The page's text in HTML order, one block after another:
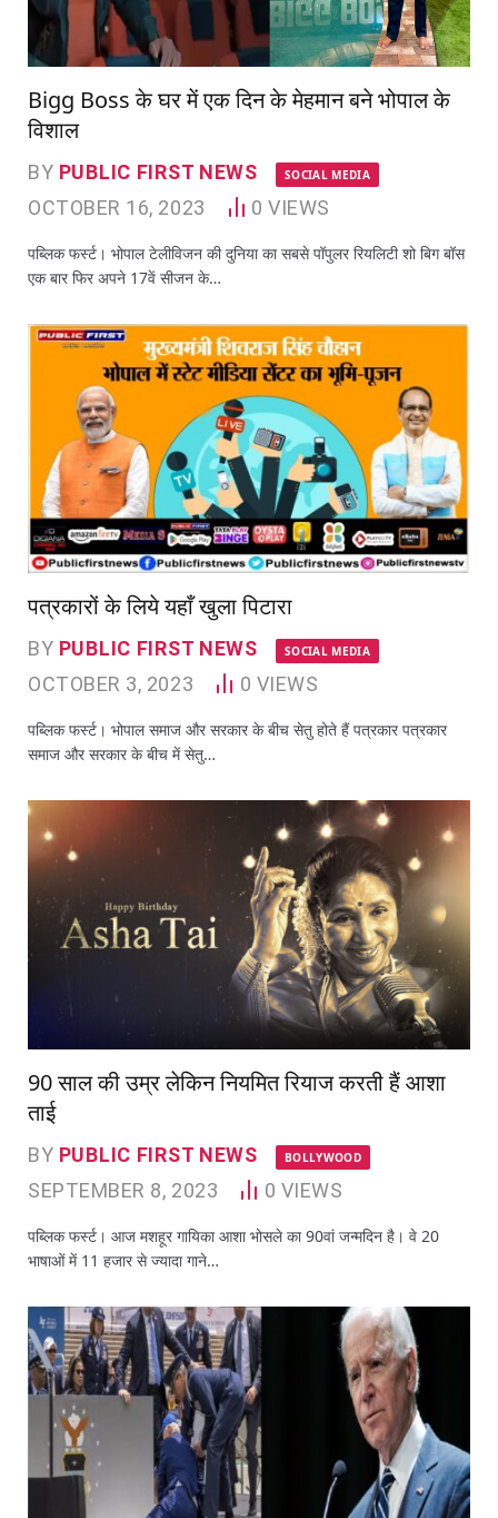
Bigg Boss के घर में एक दिन के मेहमान बने भोपाल के
विशाल
BY PUBLIC FIRST NEWS SOCIAL MEDIA
OCTOBER 16, 2023 0VIEWS
पब्लिक फर्स्ट। भोपाल टेलीविजन की दुनिया का सबसे पॉपुलर रियलिटी शो बिग बॉस
एक बार फिर अपने 17वें सीजन के…
पत्रकारों के लिये यहाँ खुला पिटारा
BY PUBLIC FIRST NEWS SOCIAL MEDIA
OCTOBER 3, 2023 0 VIEWS
पब्लिक फर्स्ट। भोपाल समाज और सरकार के बीच सेतु होते हैं पत्रकार पत्रकार
समाज और सरकार के बीच में सेतु…
90 साल की उम्र लेकिन नियमित रियाज करती हैं आशा
ताई
BY PUBLIC FIRST NEWS BOLLYWOOD
SEPTEMBER 8, 2023 0 VIEWS
पब्लिक फर्स्ट। आज मशहूर गायिका आशा भोसले का 90वां जन्मदिन है। वे 20
भाषाओं में 11 हजार से ज्यादा गाने…